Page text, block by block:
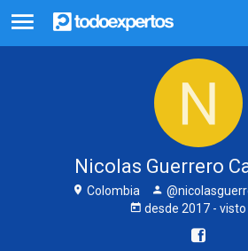
Nicolas Guerrero
Colombia
desde 2017- visto